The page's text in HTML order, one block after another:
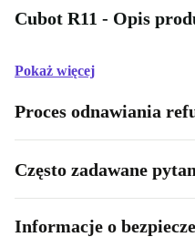
Cubot R11 - Opis
Pokaż więcej
Proces odnawiania
Często zadawane
Informacje o